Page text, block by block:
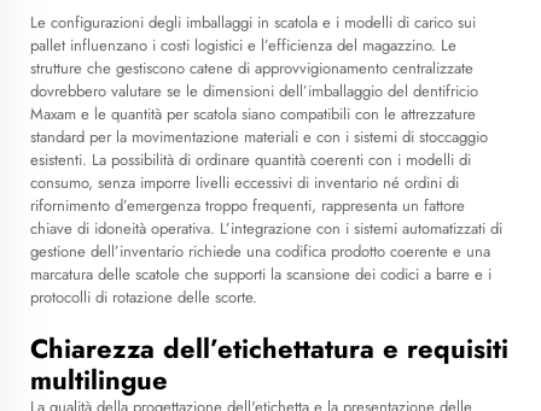
Le configurazioni degli imballaggi in scatola e i modelli di carico sui
pallet influenzano i costi logistici e l’efficienza del magazzino. Le
strutture che gestiscono catene di approvvigionamento centralizzate
dovrebbero valutare se le dimensioni dell’imballaggio del dentifricio
Maxam e le quantità per scatola siano compatibili con le attrezzature
standard per la movimentazione materiali e con i sistemi di stoccaggio
esistenti. La possibilità di ordinare quantità coerenti con i modelli di
consumo, senza imporre livelli eccessivi di inventario né ordini di
rifornimento d’emergenza troppo frequenti, rappresenta un fattore
chiave di idoneità operativa. L’integrazione con i sistemi automatizzati di
gestione dell’inventario richiede una codifica prodotto coerente e una
marcatura delle scatole che supporti la scansione dei codici a barre e i
protocolli di rotazione delle scorte.
Chiarezza dell’etichettatura e requisiti
multilingue